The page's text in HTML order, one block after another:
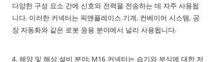
다양한 구성 요소 간에 신호와 전력을 전송하는 데 자주 사용됩
니다. 이러한 커넥터는 픽앤플레이스 기계, 컨베이어 시스템, 공
장 자동화와 같은 로봇 응용 분야에서 널리 사용됩니다.
4. 해양 및 해상 설비 분야: M16 커넥터는 습기와 부식에 대한 저